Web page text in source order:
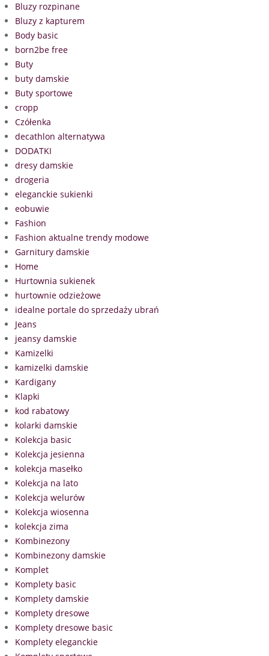
Bluzy rozpinane
Bluzy z kapturem
Body basic
born2be free
Buty
buty damskie
Buty sportowe
cropp
Czółenka
decathlon alternatywa
DODATKI
dresy damskie
drogeria
eleganckie sukienki
eobuwie
Fashion
Fashion aktualne trendy modowe
Garnitury damskie
Home
Hurtownia sukienek
hurtownie odzieżowe
idealne portale do sprzedaży ubrań
Jeans
jeansy damskie
Kamizelki
kamizelki damskie
Kardigany
Klapki
kod rabatowy
kolarki damskie
Kolekcja basic
Kolekcja jesienna
kolekcja masełko
Kolekcja na lato
Kolekcja welurów
Kolekcja wiosenna
kolekcja zima
Kombinezony
Kombinezony damskie
Komplet
Komplety basic
Komplety damskie
Komplety dresowe
Komplety dresowe basic
Komplety eleganckie